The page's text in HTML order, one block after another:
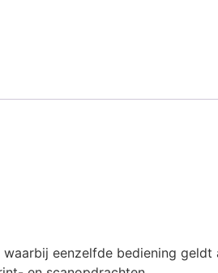
eenzelfde bediening